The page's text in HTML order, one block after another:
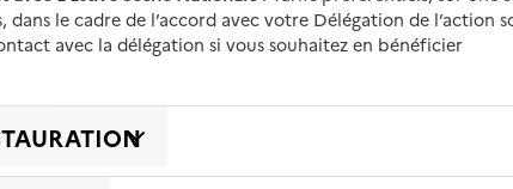
dans le cadre de l’accord avec votre Délégation de l’action
avec la délégation si vous souhaitez en bénéficier